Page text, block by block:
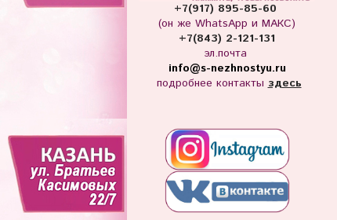
+7(917) 895-85-60
(он же WhatsApp и МАКС)
+7(843) 2-121-131
эл.почта
info@s-nezhnostyu.ru
подробнее контактыздесь